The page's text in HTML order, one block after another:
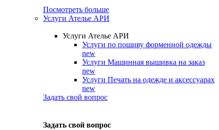
Посмотреть больше
Услуги Ателье АРИ
Услуги Ателье АРИ
Услуги по пошиву форменной одежды
new
Услуги Машинная вышивка на заказ
new
Услуги Печать на одежде и аксессуарах
new
Задать свой вопрос
Задать свой вопрос